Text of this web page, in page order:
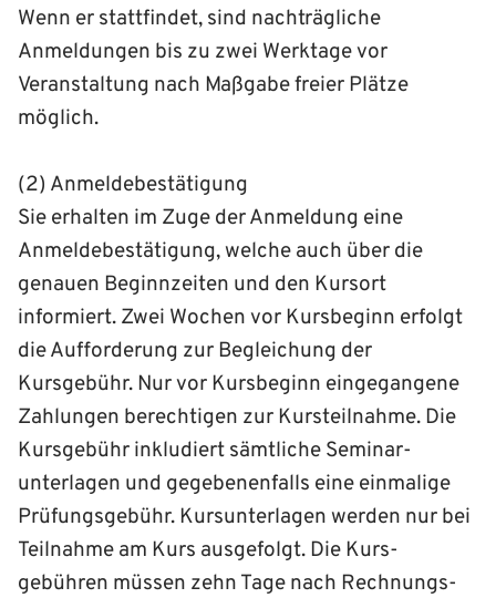
Wenn er stattfindet, sind nach­trägliche
Anmeldungen bis zu zwei Werktage vor
Veranstaltung nach Maß­gabe freier Plätze
möglich.
(2) Anmeldebestätigung
Sie erhalten im Zuge der Anmeldung eine
Anmeldebestätigung, welche auch über die
genauen Beginn­zeiten und den Kursort
informiert. Zwei Wochen vor Kursbeginn erfolgt
die Auf­forderung zur Begleichung der
Kursgebühr. Nur vor Kursbeginn eingegangene
Zahlungen berechtigen zur Kurs­teilnahme. Die
Kurs­gebühr inkludiert sämtliche Seminar­
unterlagen und gegebenenfalls eine einmalige
Prüfungs­gebühr. Kurs­unterlagen werden nur bei
Teilnahme am Kurs ausgefolgt. Die Kurs­
gebühren müssen zehn Tage nach Rechnungs­